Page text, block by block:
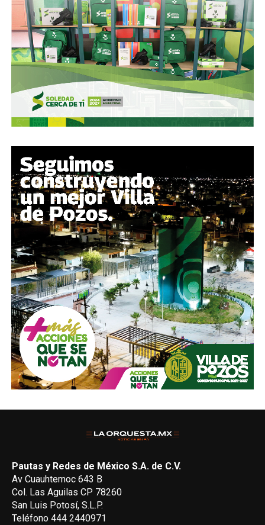
Pautas y Redes de México S.A. de C.V.
Av Cuauhtemoc 643 B
Col. Las Aguilas CP 78260
San Luis Potosí, S.L.P.
Teléfono 444 2440971